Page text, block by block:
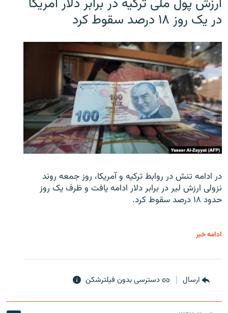
ارزش پول ملی ترکیه در برابر دلار آمریکا
در یک روز ۱۸ درصد سقوط کرد
در ادامه تنش در روابط ترکیه و آمریکا، روز جمعه روند
نزولی ارزش لیر در برابر دلار ادامه یافت و ظرف یک روز
حدود ۱۸ درصد سقوط کرد.
ادامه خبر
ارسال دسترسی بدون فیلترشکن